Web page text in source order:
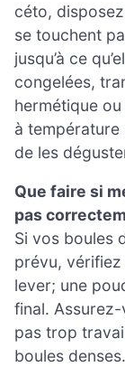
céto,
se touchent
jusqu’à ce
congelées,
hermétique
à
de les
Que faire si
pas
Si vos boules
prévu,
lever; une
final.
pas trop
boules